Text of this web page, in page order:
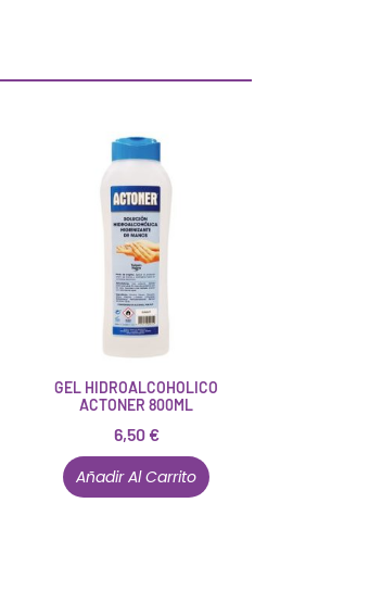
GEL HIDROALCOHOLICO
ACTONER 800ML
6,50 €
Añadir Al Carrito